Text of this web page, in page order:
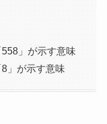
」が示す意味
」が示す意味